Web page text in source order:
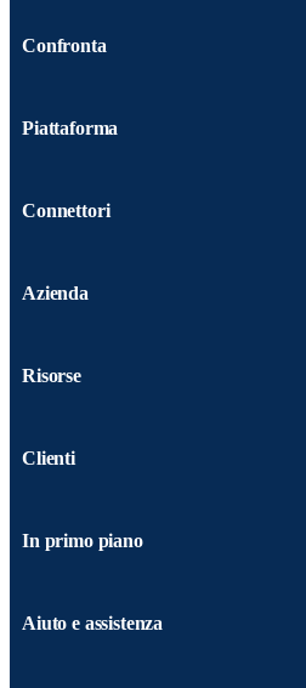
Confronta
Piattaforma
Connettori
Azienda
Risorse
Clienti
In primo piano
Aiuto e assistenza